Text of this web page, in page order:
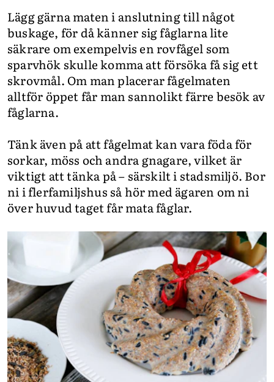
Lägg gärna maten i anslutning till något
buskage, för då känner sig fåglarna lite
säkrare om exempelvis en rovfågel som
sparvhök skulle komma att försöka få sig ett
skrovmål. Om man placerar fågelmaten
alltför öppet får man sannolikt färre besök av
fåglarna.
Tänk även på att fågelmat kan vara föda för
sorkar, möss och andra gnagare, vilket är
viktigt att tänka på – särskilt i stadsmiljö. Bor
ni i flerfamiljshus så hör med ägaren om ni
över huvud taget får mata fåglar.